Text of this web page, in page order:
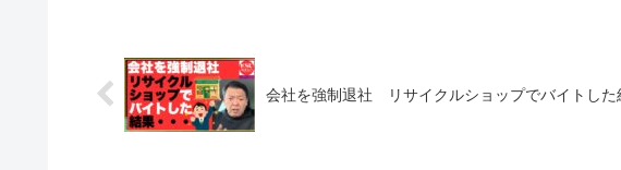
会社を強制退社 リサイクルショップでバイトした